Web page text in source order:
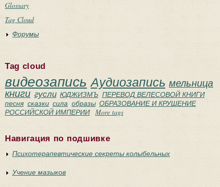
Glossary
Tag Cloud
Форумы
Tag cloud
видеозапись Аудиозапись мельница
книги гусли ЮДЖИЗМЪ ПЕРЕВОД ВЕЛЕСОВОЙ КНИГИ
песня сказки сила образы ОБРАЗОВАНИЕ И КРУШЕНИЕ
РОССИЙСКОЙ ИМПЕРИИ
More tags
Навигация по подшивке
Психотерапевтические секреты колыбельных
Учение мазыков